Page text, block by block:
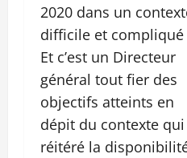
2020 dans un
difficile et compliqué
Et c’est un Directeur
général tout fier des
objectifs atteints en
dépit du contexte qui
réitéré la